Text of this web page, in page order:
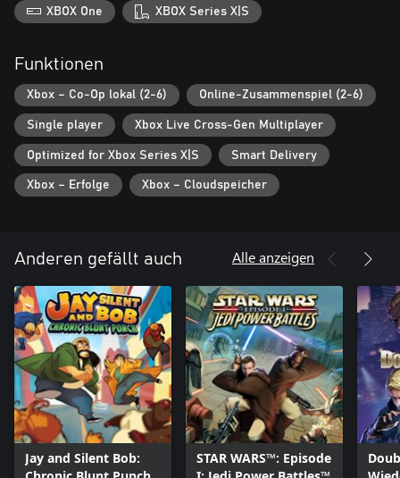
– Actionreiches Beat ’em up in 2D mit Schieß- und Fahrszenen im
Arcade-Stil
– Setz dich ins Cockpit des legendären Megazords und besiege
XBOX One XBOX Series X|S
Funktionen
Xbox – Co-Op lokal (2-6) Online-Zusammenspiel (2-6)
Single player Xbox Live Cross-Gen Multiplayer
Optimized for Xbox Series X|S Smart Delivery
Xbox – Erfolge Xbox – Cloudspeicher
Anderen gefällt auch Alle anzeigen
Jay and Silent Bob:
STAR WARS™: Episode